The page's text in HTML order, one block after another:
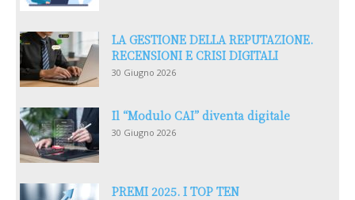
LA GESTIONE DELLA REPUTAZIONE.
RECENSIONI E CRISI DIGITALI
30 Giugno 2026
Il “Modulo CAI” diventa digitale
30 Giugno 2026
PREMI 2025. I TOP TEN